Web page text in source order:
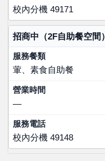
校內分機 49171
招商中（2F自助餐空間）
葷、素食自助餐
—
校內分機 49148